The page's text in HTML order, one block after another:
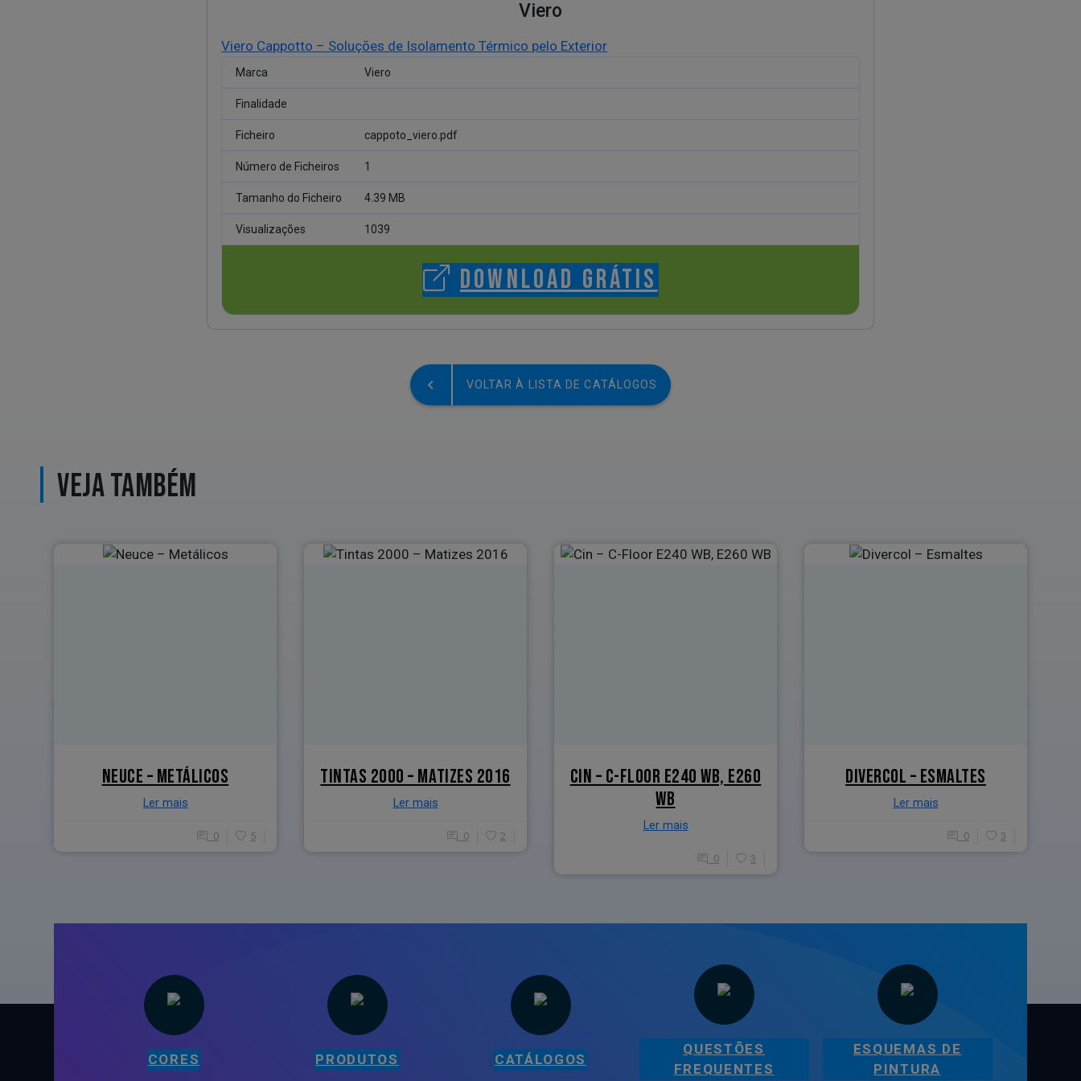
Viero
Viero Cappotto – Soluções de Isolamento Térmico pelo Exterior
Marca Viero
Finalidade
Ficheiro cappoto_viero.pdf
Número de Ficheiros 1
Tamanho do Ficheiro 4.39 MB
Visualizações 1039
DOWNLOAD GRÁTIS
VOLTAR À LISTA DE CATÁLOGOS
VEJA TAMBÉM
NEUCE – METÁLICOS
Ler mais
0 5
TINTAS 2000 – MATIZES 2016
Ler mais
0 2
CIN – C-FLOOR E240 WB, E260
WB
Ler mais
0 3
DIVERCOL – ESMALTES
Ler mais
0 3
CORES PRODUTOS CATÁLOGOS
QUESTÕES
FREQUENTES
ESQUEMAS DE
PINTURA